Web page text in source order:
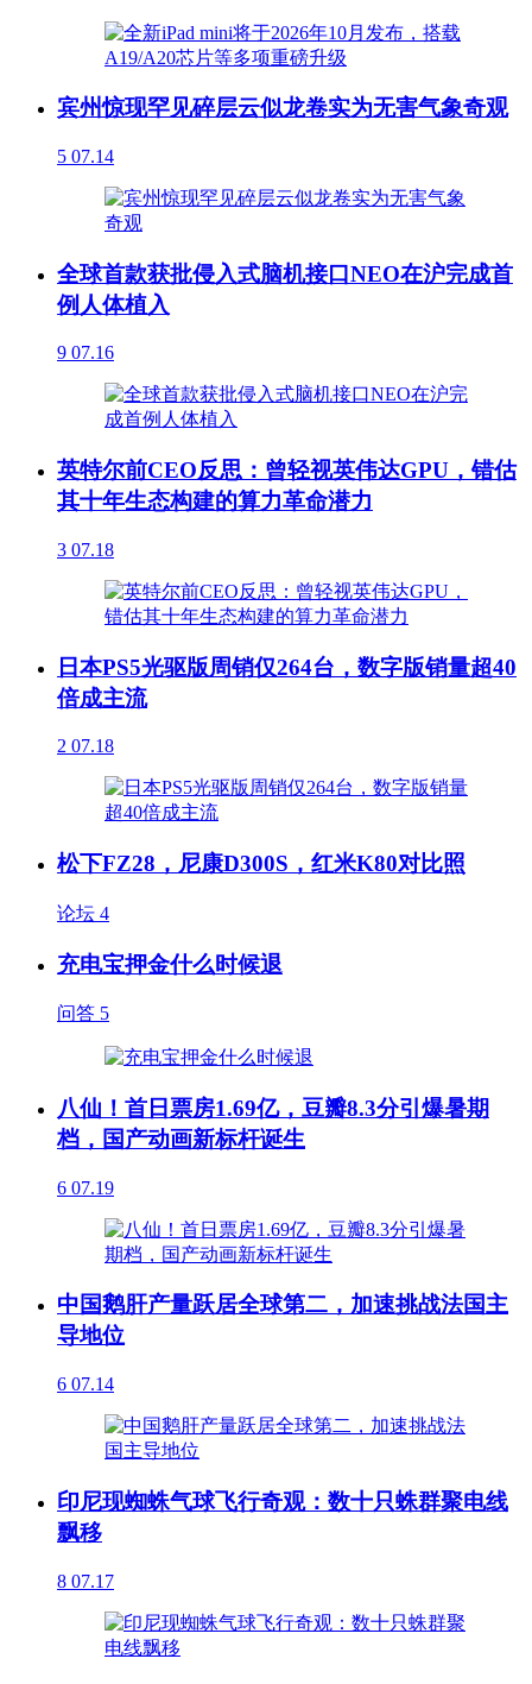
宾州惊现罕见碎层云似龙卷实为无害气象奇观
5 07.14
全球首款获批侵入式脑机接口NEO在沪完成首
例人体植入
9 07.16
英特尔前CEO反思：曾轻视英伟达GPU，错估
其十年生态构建的算力革命潜力
3 07.18
日本PS5光驱版周销仅264台，数字版销量超40
倍成主流
2 07.18
松下FZ28，尼康D300S，红米K80对比照
论坛 4
充电宝押金什么时候退
问答 5
八仙！首日票房1.69亿，豆瓣8.3分引爆暑期
档，国产动画新标杆诞生
6 07.19
中国鹅肝产量跃居全球第二，加速挑战法国主
导地位
6 07.14
印尼现蜘蛛气球飞行奇观：数十只蛛群聚电线
飘移
8 07.17